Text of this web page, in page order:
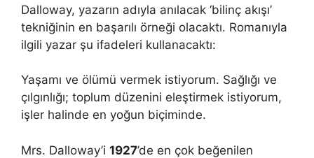
Dalloway, yazarın adıyla anılacak ‘bilinç akışı’
tekniğinin en başarılı örneği olacaktı. Romanıyla
ilgili yazar şu ifadeleri kullanacaktı:
Yaşamı ve ölümü vermek istiyorum. Sağlığı ve
çılgınlığı; toplum düzenini eleştirmek istiyorum,
işler halinde en yoğun biçiminde.
Mrs. Dalloway’i 1927’de en çok beğenilen